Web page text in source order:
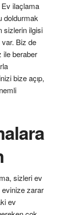
Ev ilaçlama
doldurmak
sizlerin ilgisi
Biz de
beraber
bize açıp,
sizleri ev
evinize zarar
ev